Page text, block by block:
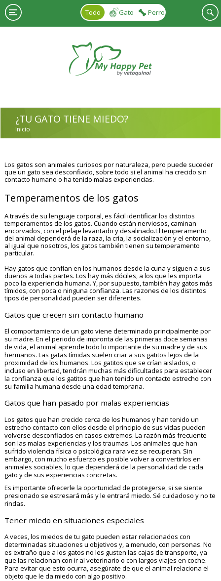
Pasar al contenido principal
Todo
Gato Perro
¿TU GATO TIENE MIEDO?
USTED ESTÁ AQUÍ
Inicio
Los gatos son animales curiosos por naturaleza, pero puede suceder
que un gato sea desconfiado, sobre todo si el animal ha crecido sin
contacto humano o ha tenido malas experiencias.
Temperamentos de los gatos
A través de su lenguaje corporal, es fácil identificar los distintos
temperamentos de los gatos. Cuando están nerviosos, caminan
encorvados, con el pelaje levantado y desaliñado.El temperamento
del animal dependerá de la raza, la cría, la socialización y el entorno,
al igual que nosotros, los gatos también tienen su temperamento
particular.
Hay gatos que confían en los humanos desde la cuna y siguen a sus
dueños a todas partes. Los hay más dóciles, a los que les importa
poco la experiencia humana. Y, por supuesto, también hay gatos más
tímidos, con poca o ninguna confianza. Las razones de los distintos
tipos de personalidad pueden ser diferentes.
Gatos que crecen sin contacto humano
El comportamiento de un gato viene determinado principalmente por
su madre. En el periodo de impronta de las primeras doce semanas
de vida, el animal aprende todo lo importante de su madre y de sus
hermanos. Las gatas tímidas suelen criar a sus gatitos lejos de la
proximidad de los humanos. Los gatitos que se crían aislados, o
incluso en libertad, tendrán muchas más dificultades para establecer
la confianza que los gatitos que han tenido un contacto estrecho con
su familia humana desde una edad temprana.
Gatos que han pasado por malas experiencias
Los gatos que han crecido cerca de los humanos y han tenido un
estrecho contacto con ellos desde el principio de sus vidas pueden
volverse desconfiados en casos extremos. La razón más frecuente
son las malas experiencias y los traumas. Los animales que han
sufrido violencia física o psicológica rara vez se recuperan. Sin
embargo, con mucho esfuerzo es posible volver a convertirlos en
animales sociables, lo que dependerá de la personalidad de cada
gato y de sus experiencias concretas.
Es importante ofrecerle la oportunidad de protegerse, si se siente
presionado se estresará más y le entrará miedo. Sé cuidadoso y no te
rindas.
Tener miedo en situaciones especiales
A veces, los miedos de tu gato pueden estar relacionados con
determinadas situaciones u objetivos y, a menudo, con personas. No
es extraño que a los gatos no les gusten las cajas de transporte, ya
que las relacionan con ir al veterinario o con largos viajes en coche.
Para evitar que esto ocurra, asegúrate de que el animal relaciona el
objeto que le da miedo con algo positivo.